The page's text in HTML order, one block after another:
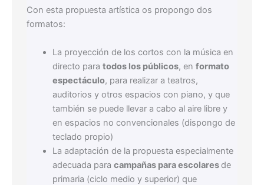
Con esta propuesta artística os propongo dos
formatos:
La proyección de los cortos con la música en
directo para todos los públicos, en formato
espectáculo, para realizar a teatros,
auditorios y otros espacios con piano, y que
también se puede llevar a cabo al aire libre y
en espacios no convencionales (dispongo de
teclado propio)
La adaptación de la propuesta especialmente
adecuada para campañas para escolares de
primaria (ciclo medio y superior) que